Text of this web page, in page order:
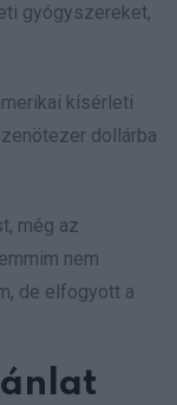
gyógyszereket,
kísérleti
dollárba
még az
nem
de elfogyott a